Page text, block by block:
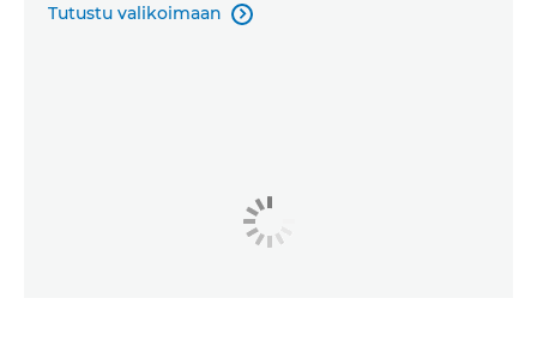
Tutustu valikoimaan 